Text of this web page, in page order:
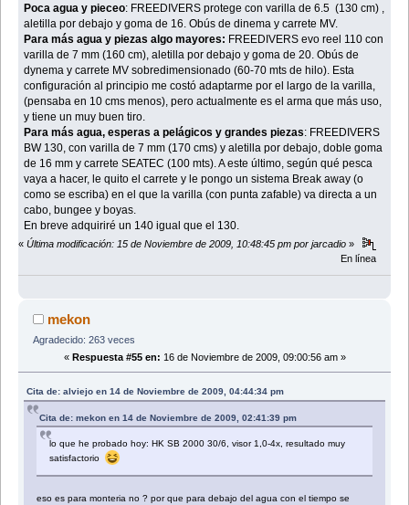
Poca agua y pieceo: FREEDIVERS protege con varilla de 6.5 (130 cm) ,
aletilla por debajo y goma de 16. Obús de dinema y carrete MV.
Para más agua y piezas algo mayores: FREEDIVERS evo reel 110 con
varilla de 7 mm (160 cm), aletilla por debajo y goma de 20. Obús de
dynema y carrete MV sobredimensionado (60-70 mts de hilo). Esta
configuración al principio me costó adaptarme por el largo de la varilla,
(pensaba en 10 cms menos), pero actualmente es el arma que más uso,
y tiene un muy buen tiro.
Para más agua, esperas a pelágicos y grandes piezas: FREEDIVERS
BW 130, con varilla de 7 mm (170 cms) y aletilla por debajo, doble goma
de 16 mm y carrete SEATEC (100 mts). A este último, según qué pesca
vaya a hacer, le quito el carrete y le pongo un sistema Break away (o
como se escriba) en el que la varilla (con punta zafable) va directa a un
cabo, bungee y boyas.
En breve adquiriré un 140 igual que el 130.
« Última modificación: 15 de Noviembre de 2009, 10:48:45 pm por jarcadio »
En línea
mekon
Agradecido: 263 veces
« Respuesta #55 en: 16 de Noviembre de 2009, 09:00:56 am »
Cita de: alviejo en 14 de Noviembre de 2009, 04:44:34 pm
Cita de: mekon en 14 de Noviembre de 2009, 02:41:39 pm
lo que he probado hoy: HK SB 2000 30/6, visor 1,0-4x, resultado muy
satisfactorio
eso es para monteria no ? por que para debajo del agua con el tiempo se